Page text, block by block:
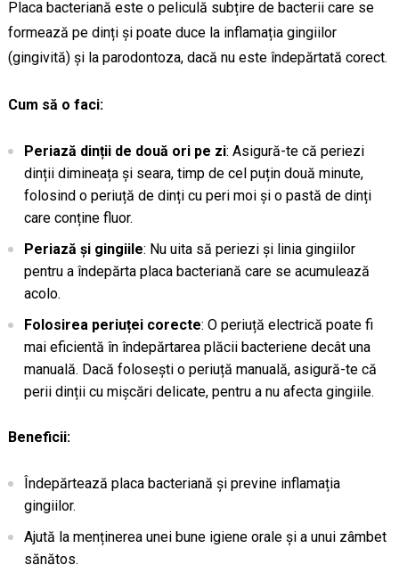
Placa bacteriană este o peliculă subțire de bacterii care se
formează pe dinți și poate duce la inflamația gingiilor
(gingivită) și la parodontoza, dacă nu este îndepărtată corect.
Cum să o faci:
Periază dinții de două ori pe zi: Asigură-te că periezi
dinții dimineața și seara, timp de cel puțin două minute,
folosind o periuță de dinți cu peri moi și o pastă de dinți
care conține fluor.
Periază și gingiile: Nu uita să periezi și linia gingiilor
pentru a îndepărta placa bacteriană care se acumulează
acolo.
Folosirea periuței corecte: O periuță electrică poate fi
mai eficientă în îndepărtarea plăcii bacteriene decât una
manuală. Dacă folosești o periuță manuală, asigură-te că
perii dinții cu mișcări delicate, pentru a nu afecta gingiile.
Beneficii:
Îndepărtează placa bacteriană și previne inflamația
gingiilor.
Ajută la menținerea unei bune igiene orale și a unui zâmbet
sănătos.